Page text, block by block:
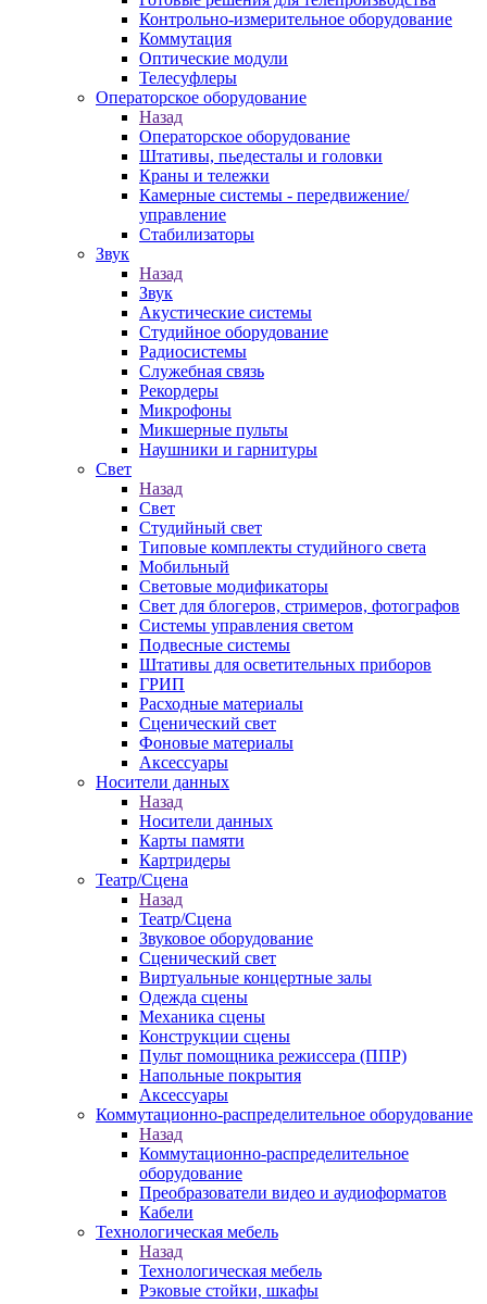
Контрольно-измерительное оборудование
Коммутация
Оптические модули
Телесуфлеры
Операторское оборудование
Назад
Операторское оборудование
Штативы, пьедесталы и головки
Краны и тележки
Камерные системы - передвижение/
управление
Стабилизаторы
Звук
Назад
Звук
Акустические системы
Студийное оборудование
Радиосистемы
Служебная связь
Рекордеры
Микрофоны
Микшерные пульты
Наушники и гарнитуры
Свет
Назад
Свет
Студийный свет
Типовые комплекты студийного света
Мобильный
Световые модификаторы
Свет для блогеров, стримеров, фотографов
Системы управления светом
Подвесные системы
Штативы для осветительных приборов
ГРИП
Расходные материалы
Сценический свет
Фоновые материалы
Аксессуары
Носители данных
Назад
Носители данных
Карты памяти
Картридеры
Театр/Сцена
Назад
Театр/Сцена
Звуковое оборудование
Сценический свет
Виртуальные концертные залы
Одежда сцены
Механика сцены
Конструкции сцены
Пульт помощника режиссера (ППР)
Напольные покрытия
Аксессуары
Коммутационно-распределительное оборудование
Назад
Коммутационно-распределительное
оборудование
Преобразователи видео и аудиоформатов
Кабели
Технологическая мебель
Назад
Технологическая мебель
Рэковые стойки, шкафы